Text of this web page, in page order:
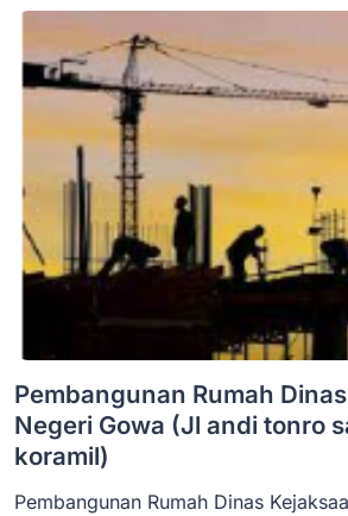
Pembangunan Rumah
Negeri Gowa (Jl andi tonro
koramil)
Pembangunan Rumah Dinas